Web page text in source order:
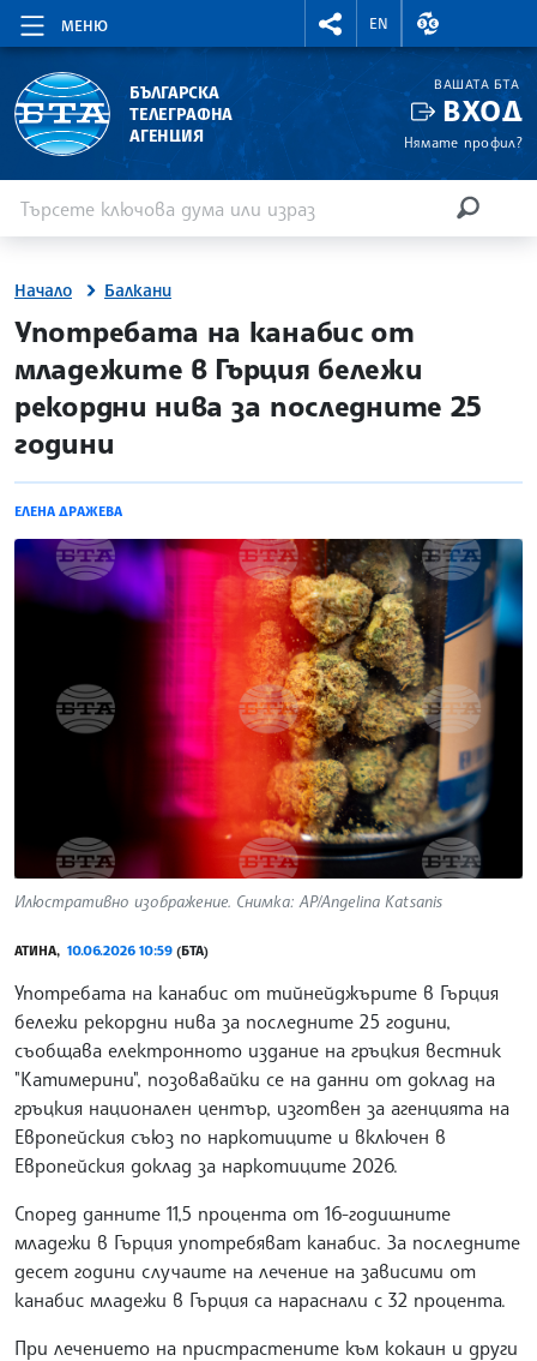
МЕНЮ
RIGHTMENU.SOCIAL
EN
ВАЛУТНИ
БЪЛГАРСКА
ТЕЛЕГРАФНА
АГЕНЦИЯ
ВАШАТА БТА
ВХОД
Нямате профил?
Начало Балкани
site.bta
Употребата на канабис от
младежите в Гърция бележи
рекордни нива за последните 25
години
ЕЛЕНА ДРАЖЕВА
Илюстративно изображение. Снимка: AP/Angelina Katsanis
АТИНА, 10.06.2026 10:59 (БТА)
Употребата на канабис от тийнейджърите в Гърция
бележи рекордни нива за последните 25 години,
съобщава електронното издание на гръцкия вестник
"Катимерини", позовавайки се на данни от доклад на
гръцкия национален център, изготвен за агенцията на
Европейския съюз по наркотиците и включен в
Европейския доклад за наркотиците 2026.
Според данните 11,5 процента от 16-годишните
младежи в Гърция употребяват канабис. За последните
десет години случаите на лечение на зависими от
канабис младежи в Гърция са нараснали с 32 процента.
При лечението на пристрастените към кокаин и други